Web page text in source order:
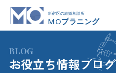
BLOG
お役立ち情報ブログ